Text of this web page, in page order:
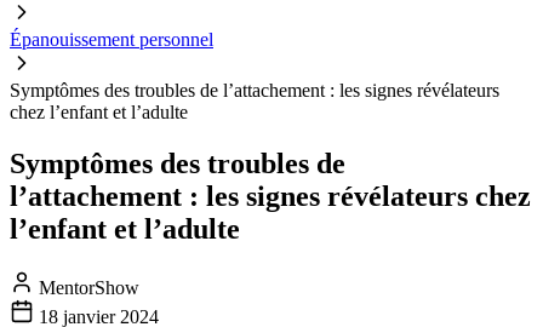
Épanouissement personnel
Symptômes des troubles de l’attachement : les signes révélateurs
chez l’enfant et l’adulte
Symptômes des troubles de
l’attachement : les signes révélateurs chez
l’enfant et l’adulte
MentorShow
18 janvier 2024